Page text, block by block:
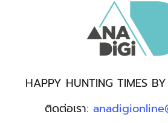
HAPPY HUNTING TIMES
ติดต่อเรา: